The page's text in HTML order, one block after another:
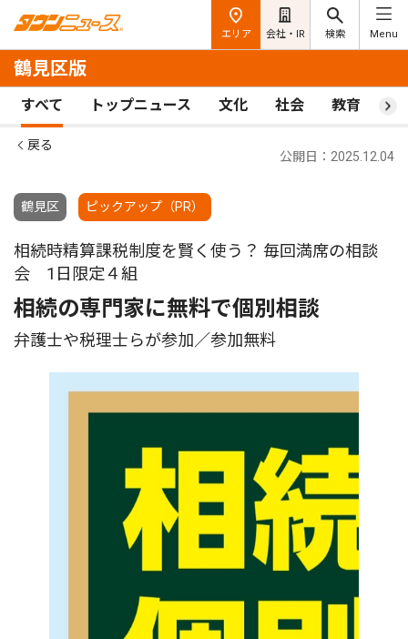
エリア 会社・IR 検索 Menu
鶴見区版
すべて トップニュース 文化 社会 教育 ス
戻る
鶴見区 ピックアップ（PR）
公開日：2025.12.04
相続時精算課税制度を賢く使う？ 毎回満席の相談
会 1日限定４組
相続の専門家に無料で個別相談
弁護士や税理士らが参加／参加無料